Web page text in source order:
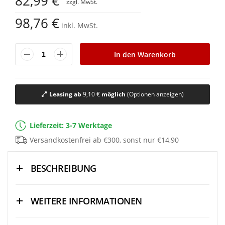
Bildgalerie
springen
98,76 € inkl. MwSt.
In den Warenkorb
Leasing ab 9,10 €möglich (Optionen anzeigen)
Lieferzeit: 3-7 Werktage
Versandkostenfrei ab €300, sonst nur €14,90
BESCHREIBUNG
WEITERE INFORMATIONEN